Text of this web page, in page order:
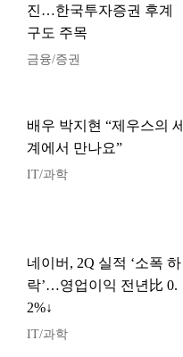
진…한국투자증권 후계
구도 주목
금융/증권
배우 박지현 “제우스의 세
계에서 만나요”
IT/과학
네이버, 2Q 실적 ‘소폭 하
락’…영업이익 전년比 0.
2%↓
IT/과학